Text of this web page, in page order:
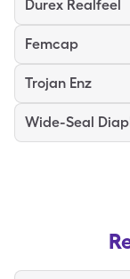
Durex Realfeel
Femcap
Trojan Enz